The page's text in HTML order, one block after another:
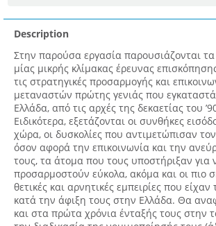
Description
Στην παρούσα εργασία παρουσιάζονται
μίας μικρής κλίμακας έρευνας
τις στρατηγικές προσαρμογής και
μεταναστών πρώτης γενιάς που
Ελλάδα, από τις αρχές της δεκαετίας του
Ειδικότερα, εξετάζονται οι συνθήκες
χώρα, οι δυσκολίες που αντιμετώπισαν
όσον αφορά την επικοινωνία και την
τους, τα άτομα που τους υποστήριξαν για
προσαρμοστούν εύκολα, ακόμα και οι πιο
θετικές και αρνητικές εμπειρίες που
κατά την άφιξη τους στην Ελλάδα. Θα
και στα πρώτα χρόνια ένταξής τους στην